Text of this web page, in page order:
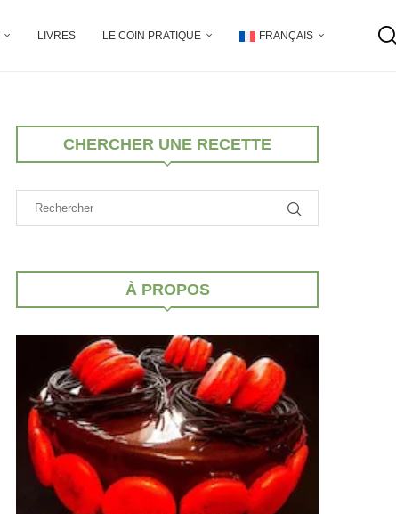
LIVRES LE COIN PRATIQUE FRANÇAIS
CHERCHER UNE RECETTE
À PROPOS